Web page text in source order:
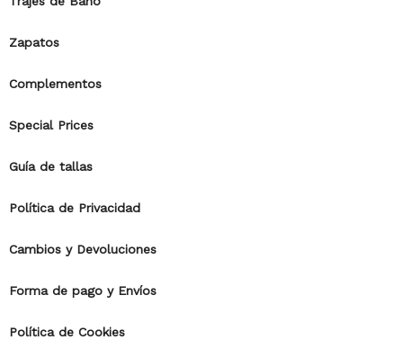
Zapatos
Complementos
Special Prices
Guía de tallas
Política de Privacidad
Cambios y Devoluciones
Forma de pago y Envíos
Política de Cookies